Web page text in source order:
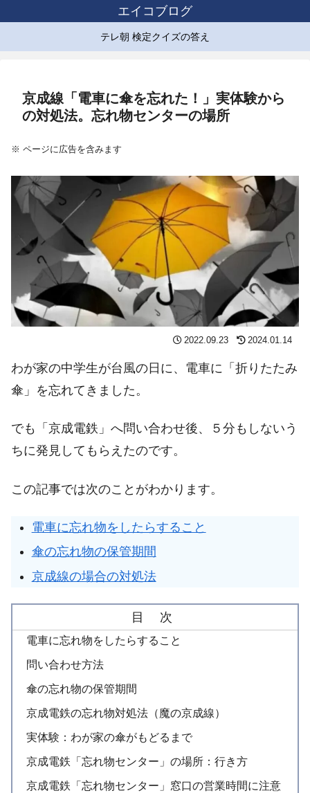
エイコブログ
テレ朝 検定クイズの答え
京成線「電車に傘を忘れた！」実体験から
の対処法。忘れ物センターの場所
※ ページに広告を含みます
2022.09.23 2024.01.14
わが家の中学生が台風の日に、電車に「折りたたみ
傘」を忘れてきました。
でも「京成電鉄」へ問い合わせ後、５分もしないう
ちに発見してもらえたのです。
この記事では次のことがわかります。
電車に忘れ物をしたらすること
傘の忘れ物の保管期間
京成線の場合の対処法
目 次
電車に忘れ物をしたらすること
問い合わせ方法
傘の忘れ物の保管期間
京成電鉄の忘れ物対処法（魔の京成線）
実体験：わが家の傘がもどるまで
京成電鉄「忘れ物センター」の場所：行き方
京成電鉄「忘れ物センター」窓口の営業時間に注意